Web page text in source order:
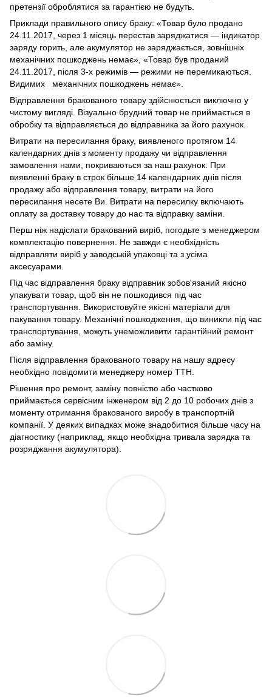
претензії оброблятися за гарантією не будуть.
Приклади правильного опису браку: «Товар було продано
24.11.2017, через 1 місяць перестав заряджатися — індикатор
заряду горить, але акумулятор не заряджається, зовнішніх
механічних пошкоджень немає», «Товар був проданий
24.11.2017, після 3-х режимів — режими не перемикаються.
Видимих механічних пошкоджень немає».
Відправлення бракованого товару здійснюється виключно у
чистому вигляді. Візуально брудний товар не приймається в
обробку та відправляється до відправника за його рахунок.
Витрати на пересилання браку, виявленого протягом 14
календарних днів з моменту продажу чи відправлення
замовлення нами, покриваються за наш рахунок. При
виявленні браку в строк більше 14 календарних днів після
продажу або відправлення товару, витрати на його
пересилання несете Ви. Витрати на пересилку включають
оплату за доставку товару до нас та відправку заміни.
Перш ніж надіслати бракований виріб, погодьте з менеджером
комплектацію повернення. Не завжди є необхідність
відправляти виріб у заводській упаковці та з усіма
аксесуарами.
Під час відправлення браку відправник зобов'язаний якісно
упакувати товар, щоб він не пошкодився під час
транспортування. Використовуйте якісні матеріали для
пакування товару. Механічні пошкодження, що виникли під час
транспортування, можуть унеможливити гарантійний ремонт
або заміну.
Після відправлення бракованого товару на нашу адресу
необхідно повідомити менеджеру номер ТТН.
Рішення про ремонт, заміну повністю або частково
приймається сервісним інженером від 2 до 10 робочих днів з
моменту отримання бракованого виробу в транспортній
компанії. У деяких випадках може знадобитися більше часу на
діагностику (наприклад, якщо необхідна тривала зарядка та
розряджання акумулятора).